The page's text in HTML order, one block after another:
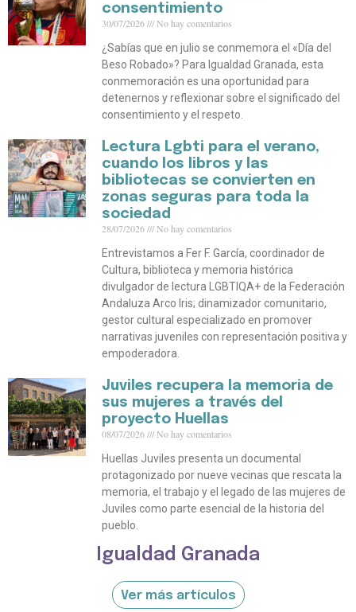
Igualdad Granada
Ver más artículos
consentimiento
30/07/2026
No hay comentarios
¿Sabías que en julio se conmemora el «Día del
Beso Robado»? Para Igualdad Granada, esta
conmemoración es una oportunidad para
detenernos y reflexionar sobre el significado del
consentimiento y el respeto.
Lectura Lgbti para el verano,
cuando los libros y las
bibliotecas se convierten en
zonas seguras para toda la
sociedad
28/07/2026
No hay comentarios
Entrevistamos a Fer F. García, coordinador de
Cultura, biblioteca y memoria histórica
divulgador de lectura LGBTIQA+ de la Federación
Andaluza Arco Iris; dinamizador comunitario,
gestor cultural especializado en promover
narrativas juveniles con representación positiva y
empoderadora.
Juviles recupera la memoria de
sus mujeres a través del
proyecto Huellas
08/07/2026
No hay comentarios
Huellas Juviles presenta un documental
protagonizado por nueve vecinas que rescata la
memoria, el trabajo y el legado de las mujeres de
Juviles como parte esencial de la historia del
pueblo.